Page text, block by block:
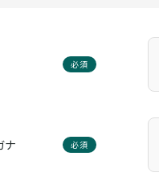
必須
ナ 必須